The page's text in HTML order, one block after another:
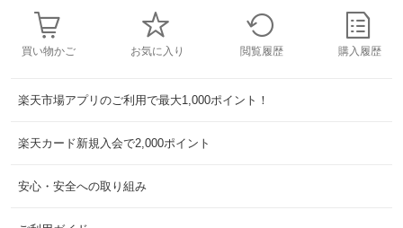
買い物かご お気に入り 閲覧履歴 購入履歴
楽天市場アプリのご利用で最大1,000ポイント！
楽天カード新規入会で2,000ポイント
安心・安全への取り組み